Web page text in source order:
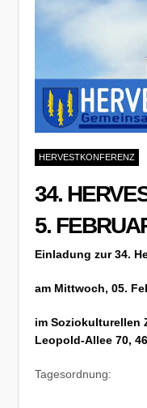
HERVESTKONFERENZ
34.
5.
Einladung zur 34.
am Mittwoch, 05.
im Soziokulturellen
Leopold-Allee 70,
Tagesordnung: